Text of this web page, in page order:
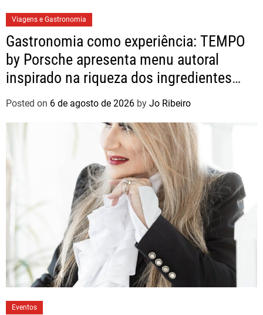
Viagens e Gastronomia
Gastronomia como experiência: TEMPO
by Porsche apresenta menu autoral
inspirado na riqueza dos ingredientes
brasileiros
Posted on 6 de agosto de 2026 by Jo Ribeiro
Eventos